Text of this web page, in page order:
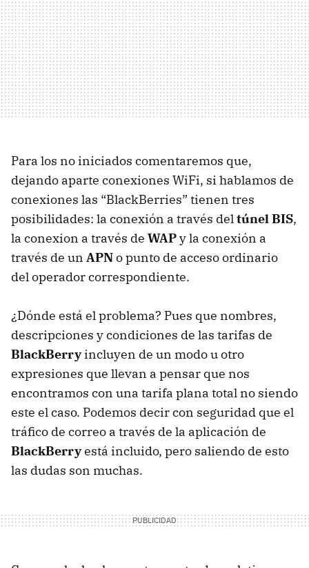
Para los no iniciados comentaremos que,
dejando aparte conexiones WiFi, si hablamos de
conexiones las “BlackBerries” tienen tres
posibilidades: la conexión a través deltúnel BIS,
la conexion a través de WAPy la conexión a
través de un APNo punto de acceso ordinario
del operador correspondiente.
¿Dónde está el problema? Pues que nombres,
descripciones y condiciones de las tarifas de
BlackBerryincluyen de un modo u otro
expresiones que llevan a pensar que nos
encontramos con una tarifa plana total no siendo
este el caso. Podemos decir con seguridad que el
tráfico de correo a través de la aplicación de
BlackBerryestá incluido, pero saliendo de esto
las dudas son muchas.